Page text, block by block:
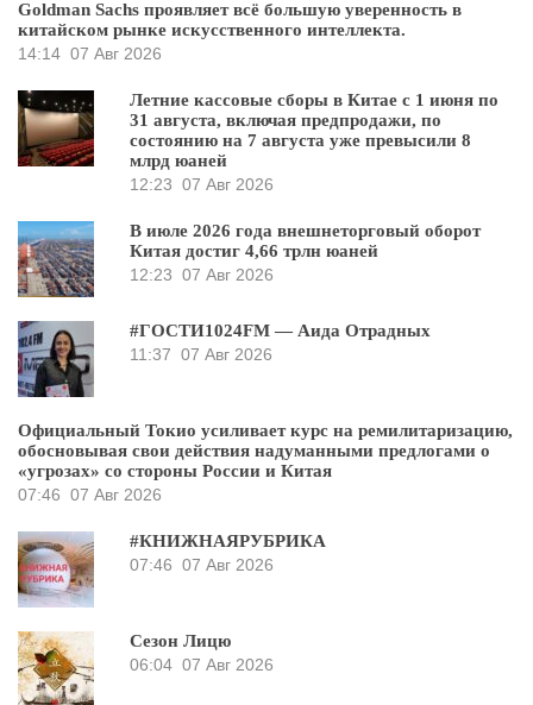
Goldman Sachs проявляет всё большую уверенность в
китайском рынке искусственного интеллекта.
14:14 07 Авг 2026
Летние кассовые сборы в Китае с 1 июня по
31 августа, включая предпродажи, по
состоянию на 7 августа уже превысили 8
млрд юаней
12:23 07 Авг 2026
В июле 2026 года внешнеторговый оборот
Китая достиг 4,66 трлн юаней
12:23 07 Авг 2026
#ГОСТИ1024FM — Аида Отрадных
11:37 07 Авг 2026
Официальный Токио усиливает курс на ремилитаризацию,
обосновывая свои действия надуманными предлогами о
«угрозах» со стороны России и Китая
07:46 07 Авг 2026
#КНИЖНАЯРУБРИКА
07:46 07 Авг 2026
Сезон Лицю
06:04 07 Авг 2026